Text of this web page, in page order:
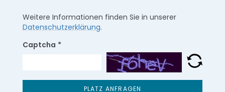
Weitere Informationen finden Sie in unserer
Datenschutzerklärung.
Captcha *